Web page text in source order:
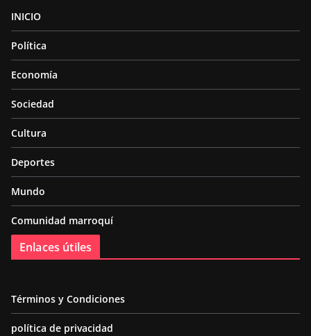
INICIO
Política
Economía
Sociedad
Cultura
Deportes
Mundo
Comunidad marroquí
Enlaces útiles
Términos y Condiciones
política de privacidad